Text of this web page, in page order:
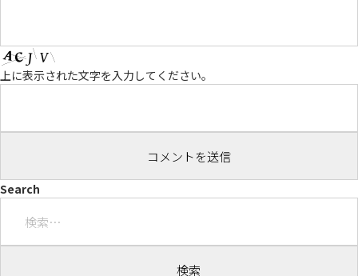
上に表示された文字を入力してください。
Search